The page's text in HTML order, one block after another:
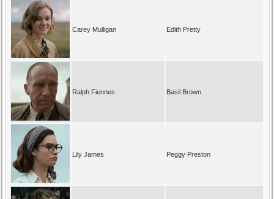
Carey Mulligan Edith Pretty
Ralph Fiennes Basil Brown
Lily James Peggy Preston